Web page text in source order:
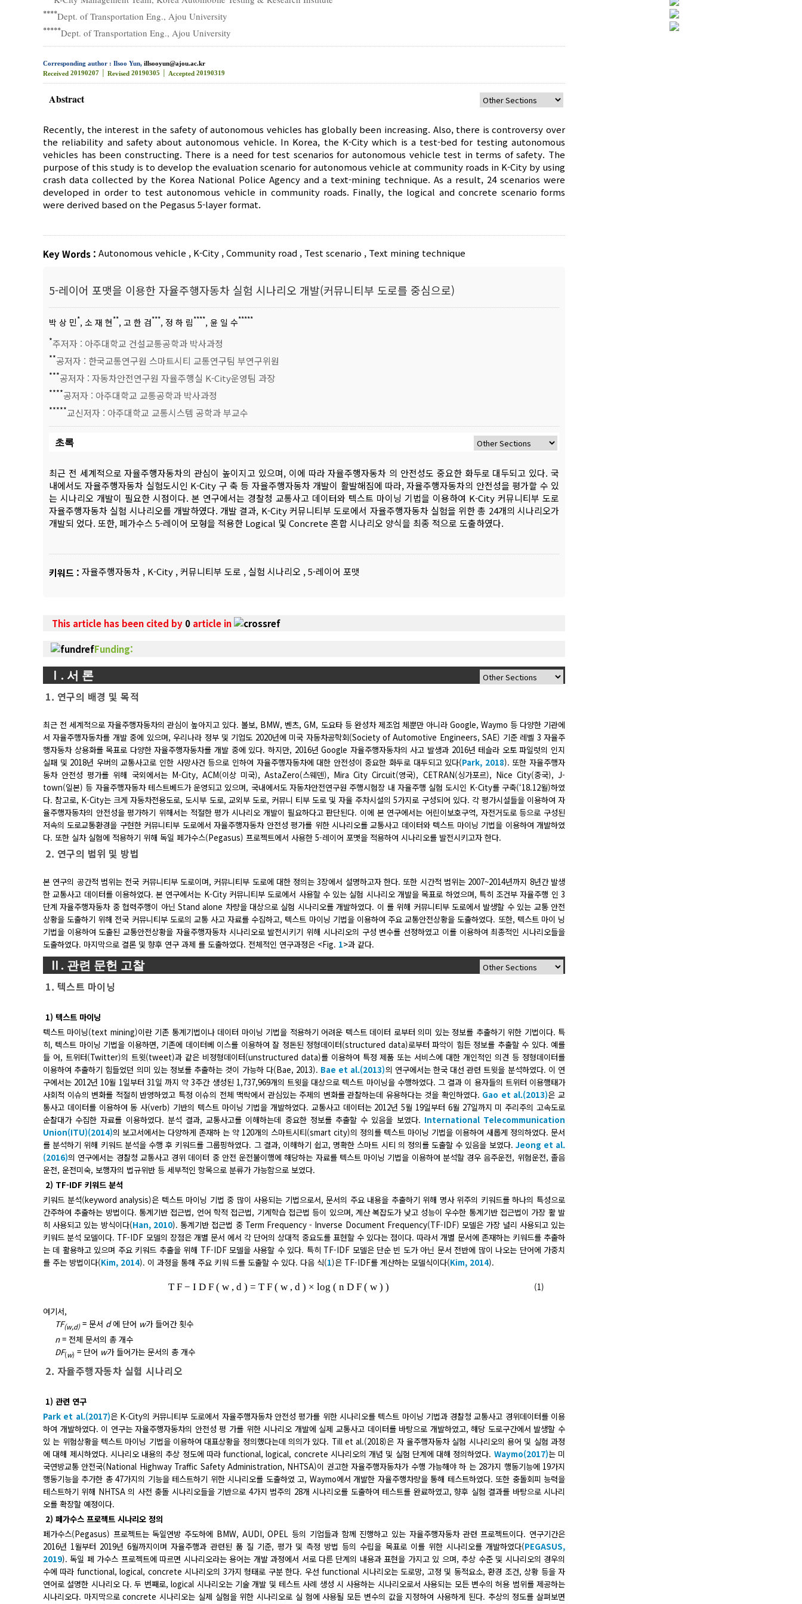
****Dept. of Transportation Eng., Ajou University
*****Dept. of Transportation Eng., Ajou University
Corresponding author : Ilsoo Yun, illsooyun@ajou.ac.kr
Received 20190207 │ Revised 20190305 │ Accepted 20190319
Abstract
Recently, the interest in the safety of autonomous vehicles has globally been increasing. Also, there is controversy over
the reliability and safety about autonomous vehicle. In Korea, the K-City which is a test-bed for testing autonomous
vehicles has been constructing. There is a need for test scenarios for autonomous vehicle test in terms of safety. The
purpose of this study is to develop the evaluation scenario for autonomous vehicle at community roads in K-City by using
crash data collected by the Korea National Police Agency and a text-mining technique. As a result, 24 scenarios were
developed in order to test autonomous vehicle in community roads. Finally, the logical and concrete scenario forms
were derived based on the Pegasus 5-layer format.
Key Words : Autonomous vehicle , K-City ,Community road , Test scenario , Text mining technique
5-레이어 포맷을 이용한 자율주행자동차 실험 시나리오 개발(커뮤니티부 도로를 중심으로)
박 상 민*, 소 재 현**, 고 한 검***, 정 하 림****, 윤 일 수*****
*주저자 : 아주대학교 건설교통공학과 박사과정
**공저자 : 한국교통연구원 스마트시티 교통연구팀 부연구위원
***공저자 : 자동차안전연구원 자율주행실 K-City운영팀 과장
****공저자 : 아주대학교 교통공학과 박사과정
*****교신저자 : 아주대학교 교통시스템 공학과 부교수
초록
최근 전 세계적으로 자율주행자동차의 관심이 높이지고 있으며, 이에 따라 자율주행자동차 의 안전성도 중요한 화두로 대두되고 있다. 국
내에서도 자율주행자동차 실험도시인 K-City 구 축 등 자율주행자동차 개발이 활발해짐에 따라, 자율주행자동차의 안전성을 평가할 수 있
는 시나리오 개발이 필요한 시점이다. 본 연구에서는 경찰청 교통사고 데이터와 텍스트 마이닝 기법을 이용하여 K-City 커뮤니티부 도로
자율주행자동차 실험 시나리오를 개발하였다. 개발 결과, K-City 커뮤니티부 도로에서 자율주행자동차 실험을 위한 총 24개의 시나리오가
개발되 었다. 또한, 페가수스 5-레이어 모형을 적용한 Logical 및 Concrete 혼합 시나리오 양식을 최종 적으로 도출하였다.
키워드 : 자율주행자동차 , K-City ,커뮤니티부 도로 , 실험 시나리오 ,5-레이어 포맷
This article has been cited by 0 article in
Funding:
Ⅰ. 서 론
1. 연구의 배경 및 목적
최근 전 세계적으로 자율주행자동차의 관심이 높아지고 있다. 볼보, BMW, 벤츠, GM, 도요타 등 완성차 제조업 체뿐만 아니라 Google, Waymo 등 다양한 기관에
서 자율주행자동차를 개발 중에 있으며, 우리나라 정부 및 기업도 2020년에 미국 자동차공학회(Society of Automotive Engineers, SAE) 기준 레벨 3 자율주
행자동차 상용화를 목표로 다양한 자율주행자동차를 개발 중에 있다. 하지만, 2016년 Google 자율주행자동차의 사고 발생과 2016년 테슬라 오토 파일럿의 인지
실패 및 2018년 우버의 교통사고로 인한 사망사건 등으로 인하여 자율주행자동차에 대한 안전성이 중요한 화두로 대두되고 있다(Park, 2018). 또한 자율주행자
동차 안전성 평가를 위해 국외에서는 M-City, ACM(이상 미국), AstaZero(스웨덴), Mira City Circuit(영국), CETRAN(싱가포르), Nice City(중국), J-
town(일본) 등 자율주행자동차 테스트베드가 운영되고 있으며, 국내에서도 자동차안전연구원 주행시험장 내 자율주행 실험 도시인 K-City를 구축(‘18.12월)하였
다. 참고로, K-City는 크게 자동차전용도로, 도시부 도로, 교외부 도로, 커뮤니 티부 도로 및 자율 주차시설의 5가지로 구성되어 있다. 각 평가시설들을 이용하여 자
율주행자동차의 안전성을 평가하기 위해서는 적절한 평가 시나리오 개발이 필요하다고 판단된다. 이에 본 연구에서는 어린이보호구역, 자전거도로 등으로 구성된
저속의 도로교통환경을 구현한 커뮤니티부 도로에서 자율주행자동차 안전성 평가를 위한 시나리오를 교통사고 데이터와 텍스트 마이닝 기법을 이용하여 개발하였
다. 또한 실차 실험에 적용하기 위해 독일 페가수스(Pegasus) 프로젝트에서 사용한 5-레이어 포맷을 적용하여 시나리오를 발전시키고자 한다.
2. 연구의 범위 및 방법
본 연구의 공간적 범위는 전국 커뮤니티부 도로이며, 커뮤니티부 도로에 대한 정의는 3장에서 설명하고자 한다. 또한 시간적 범위는 2007~2014년까지 8년간 발생
한 교통사고 데이터를 이용하였다. 본 연구에서는 K-City 커뮤니티부 도로에서 사용할 수 있는 실험 시나리오 개발을 목표로 하였으며, 특히 조건부 자율주행 인 3
단계 자율주행자동차 중 협력주행이 아닌 Stand alone 차량을 대상으로 실험 시나리오를 개발하였다. 이 를 위해 커뮤니티부 도로에서 발생할 수 있는 교통 안전
상황을 도출하기 위해 전국 커뮤니티부 도로의 교통 사고 자료를 수집하고, 텍스트 마이닝 기법을 이용하여 주요 교통안전상황을 도출하였다. 또한, 텍스트 마이 닝
기법을 이용하여 도출된 교통안전상황을 자율주행자동차 시나리오로 발전시키기 위해 시나리오의 구성 변수를 선정하였고 이를 이용하여 최종적인 시나리오들을
도출하였다. 마지막으로 결론 및 향후 연구 과제 를 도출하였다. 전체적인 연구과정은 <Fig. 1>과 같다.
Ⅱ. 관련 문헌 고찰
1. 텍스트 마이닝
1) 텍스트 마이닝
텍스트 마이닝(text mining)이란 기존 통계기법이나 데이터 마이닝 기법을 적용하기 어려운 텍스트 데이터 로부터 의미 있는 정보를 추출하기 위한 기법이다. 특
히, 텍스트 마이닝 기법을 이용하면, 기존에 데이터베 이스를 이용하여 잘 정돈된 정형데이터(structured data)로부터 파악이 힘든 정보를 추출할 수 있다. 예를
들 어, 트위터(Twitter)의 트윗(tweet)과 같은 비정형데이터(unstructured data)를 이용하여 특정 제품 또는 서비스에 대한 개인적인 의견 등 정형데이터를
이용하여 추출하기 힘들었던 의미 있는 정보를 추출하는 것이 가능하 다(Bae, 2013). Bae et al.(2013)의 연구에서는 한국 대선 관련 트윗을 분석하였다. 이 연
구에서는 2012년 10월 1일부터 31일 까지 약 3주간 생성된 1,737,969개의 트윗을 대상으로 텍스트 마이닝을 수행하였다. 그 결과 이 용자들의 트위터 이용행태가
사회적 이슈의 변화를 적절히 반영하였고 특정 이슈의 전체 맥락에서 관심있는 주제의 변화를 관찰하는데 유용하다는 것을 확인하였다. Gao et al.(2013)은 교
통사고 데이터를 이용하여 동 사(verb) 기반의 텍스트 마이닝 기법을 개발하였다. 교통사고 데이터는 2012년 5월 19일부터 6월 27일까지 미 주리주의 고속도로
순찰대가 수집한 자료를 이용하였다. 분석 결과, 교통사고를 이해하는데 중요한 정보를 추출할 수 있음을 보였다. International Telecommunication
Union(ITU)(2014)의 보고서에서는 다양하게 존재하 는 약 120개의 스마트시티(smart city)의 정의를 텍스트 마이닝 기법을 이용하여 새롭게 정의하였다. 문서
를 분석하기 위해 키워드 분석을 수행 후 키워드를 그룹핑하였다. 그 결과, 이해하기 쉽고, 명확한 스마트 시티 의 정의를 도출할 수 있음을 보였다. Jeong et al.
(2016)의 연구에서는 경찰청 교통사고 경위 데이터 중 안전 운전불이행에 해당하는 자료를 텍스트 마이닝 기법을 이용하여 분석할 경우 음주운전, 위험운전, 졸음
운전, 운전미숙, 보행자의 법규위반 등 세부적인 항목으로 분류가 가능함으로 보였다.
2) TF-IDF 키워드 분석
키워드 분석(keyword analysis)은 텍스트 마이닝 기법 중 많이 사용되는 기법으로서, 문서의 주요 내용을 추출하기 위해 명사 위주의 키워드를 하나의 특성으로
간주하여 추출하는 방법이다. 통계기반 접근법, 언어 학적 접근법, 기계학습 접근법 등이 있으며, 계산 복잡도가 낮고 성능이 우수한 통계기반 접근법이 가장 활 발
히 사용되고 있는 방식이다(Han, 2010). 통계기반 접근법 중 Term Frequency - Inverse Document Frequency(TF-IDF) 모델은 가장 널리 사용되고 있는
키워드 분석 모델이다. TF-IDF 모델의 장점은 개별 문서 에서 각 단어의 상대적 중요도를 표현할 수 있다는 점이다. 따라서 개별 문서에 존재하는 키워드를 추출하
는 데 활용하고 있으며 주요 키워드 추출을 위해 TF-IDF 모델을 사용할 수 있다. 특히 TF-IDF 모델은 단순 빈 도가 아닌 문서 전반에 많이 나오는 단어에 가중치
를 주는 방법이다(Kim, 2014). 이 과정을 통해 주요 키워 드를 도출할 수 있다. 다음 식(1)은 TF-IDF를 계산하는 모델식이다(Kim, 2014).
T F − I D F ( w , d ) = T F ( w , d ) × log ( n D F ( w ) ) (1)
여기서,
TF(w,d)= 문서 d에 단어 w가 들어간 횟수
n= 전체 문서의 총 개수
DF(w) = 단어 w가 들어가는 문서의 총 개수
2. 자율주행자동차 실험 시나리오
1) 관련 연구
Park et al.(2017)은 K-City의 커뮤니티부 도로에서 자율주행자동차 안전성 평가를 위한 시나리오를 텍스트 마이닝 기법과 경찰청 교통사고 경위데이터를 이용
하여 개발하였다. 이 연구는 자율주행자동차의 안전성 평 가를 위한 시나리오 개발에 실제 교통사고 데이터를 바탕으로 개발하였고, 해당 도로구간에서 발생할 수
있 는 위험상황을 텍스트 마이닝 기법을 이용하여 대표상황을 정의했다는데 의의가 있다. Till et al.(2018)은 자 율주행자동차 실험 시나리오의 용어 및 실험 과정
에 대해 제시하였다. 시나리오 내용의 추상 정도에 따라 functional, logical, concrete 시나리오의 개념 및 실험 단계에 대해 정의하였다. Waymo(2017)는 미
국연방교통 안전국(National Highway Traffic Safety Administration, NHTSA)이 권고한 자율주행자동차가 수행 가능해야 하 는 28가지 행동기능에 19가지
행동기능을 추가한 총 47가지의 기능을 테스트하기 위한 시나리오를 도출하였 고, Waymo에서 개발한 자율주행차량을 통해 테스트하였다. 또한 충돌회피 능력을
테스트하기 위해 NHTSA 의 사전 충돌 시나리오들을 기반으로 4가지 범주의 28개 시나리오를 도출하여 테스트를 완료하였고, 향후 실험 결과를 바탕으로 시나리
오를 확장할 예정이다.
2) 페가수스 프로젝트 시나리오 정의
페가수스(Pegasus) 프로젝트는 독일연방 주도하에 BMW, AUDI, OPEL 등의 기업들과 함께 진행하고 있는 자율주행자동차 관련 프로젝트이다. 연구기간은
2016년 1월부터 2019년 6월까지이며 자율주행과 관련된 품 질 기준, 평가 및 측정 방법 등의 수립을 목표로 이를 위한 시나리오를 개발하였다(PEGASUS,
2019). 독일 페 가수스 프로젝트에 따르면 시나리오라는 용어는 개발 과정에서 서로 다른 단계의 내용과 표현을 가지고 있 으며, 추상 수준 및 시나리오의 경우의
수에 따라 functional, logical, concrete 시나리오의 3가지 형태로 구분 한다. 우선 functional 시나리오는 도로망, 고정 및 동적요소, 환경 조건, 상황 등을 자
연어로 설명한 시나리오 다. 두 번째로, logical 시나리오는 기술 개발 및 테스트 사례 생성 시 사용하는 시나리오로서 사용되는 모든 변수의 허용 범위를 제공하는
시나리오다. 마지막으로 concrete 시나리오는 실제 실험을 위한 시나리오로 실 험에 사용될 모든 변수의 값을 지정하여 사용하게 된다. 추상의 정도를 살펴보면